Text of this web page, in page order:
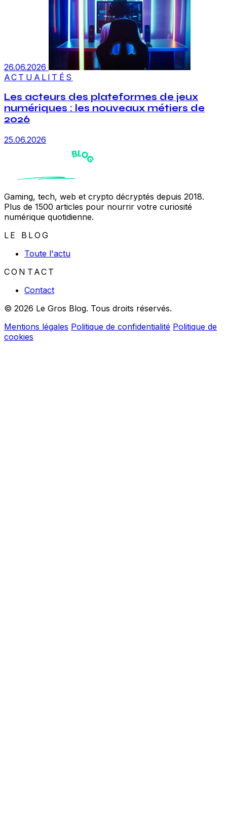
26.06.2026
ACTUALITÉS
Les acteurs des plateformes de jeux
numériques : les nouveaux métiers de
2026
25.06.2026
Gaming, tech, web et crypto décryptés depuis 2018.
Plus de 1500 articles pour nourrir votre curiosité
numérique quotidienne.
LE BLOG
Toute l'actu
CONTACT
Contact
© 2026 Le Gros Blog. Tous droits réservés.
Mentions légales Politique de confidentialité Politique de
cookies